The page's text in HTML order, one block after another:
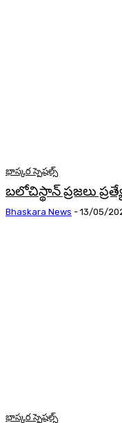
భాస్కర స్పెషల్స్
బలోచిస్థాన్ ప్రజలు
Bhaskara News - 13/05/
భాస్కర స్పెషల్స్